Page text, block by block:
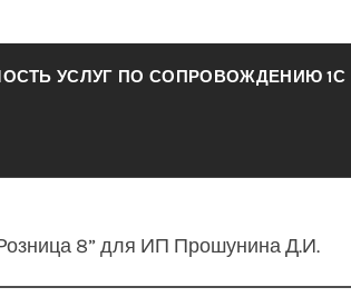
УСЛУГ ПО СОПРОВОЖДЕНИЮ 1С
8” для ИП Прошунина Д.И.